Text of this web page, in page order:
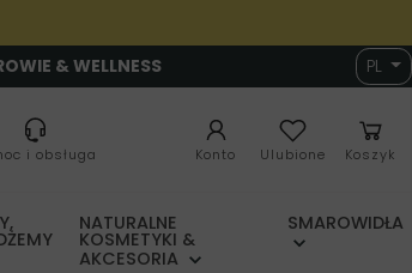
& WELLNESS PL
i obsługa Konto Ulubione Koszyk
NATURALNE
KOSMETYKI &
AKCESORIA
SMAROWIDŁA